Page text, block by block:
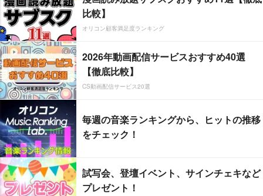
比較】
オリコン顧客満足度ランキング
2026年動画配信サービスおすすめ40選
【徹底比較】
CS動画配信サービス20選
毎週の音楽ランキングから、ヒットの推移
をチェック！
試写会、登壇イベント、サインチェキなど
プレゼント！